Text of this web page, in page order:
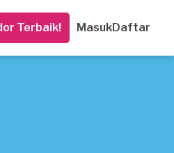
Terbaik! MasukDaftar